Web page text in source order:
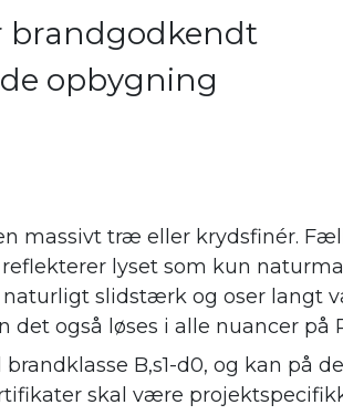
brandgodkendt
opbygning
massivt træ eller krydsfinér.
lyset som kun
slidstærk og oser langt
også løses i alle nuancer på
B,s1-d0, og kan på
skal være